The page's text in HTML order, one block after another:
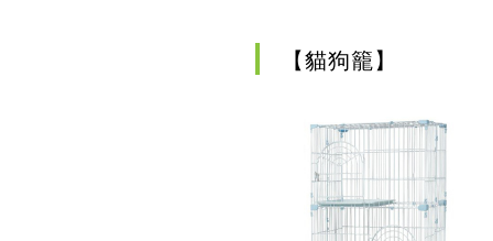
【貓狗籠】